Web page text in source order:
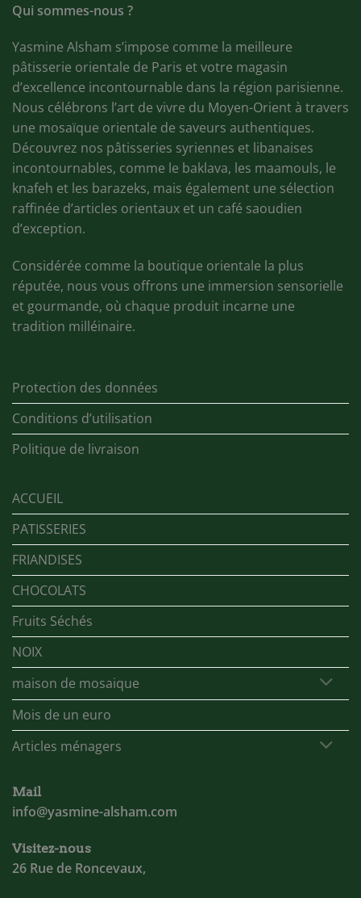
Qui sommes-nous ?
Yasmine Alsham s’impose comme la meilleure
pâtisserie orientale de Paris et votre magasin
d’excellence incontournable dans la région parisienne.
Nous célébrons l’art de vivre du Moyen-Orient à travers
une mosaïque orientale de saveurs authentiques.
Découvrez nos pâtisseries syriennes et libanaises
incontournables, comme le baklava, les maamouls, le
knafeh et les barazeks, mais également une sélection
raffinée d’articles orientaux et un café saoudien
d’exception.
Considérée comme la boutique orientale la plus
réputée, nous vous offrons une immersion sensorielle
et gourmande, où chaque produit incarne une
tradition milléinaire.
Protection des données
Conditions d’utilisation
Politique de livraison
ACCUEIL
PATISSERIES
FRIANDISES
CHOCOLATS
Fruits Séchés
NOIX
maison de mosaique
Mois de un euro
Articles ménagers
Mail
info@yasmine-alsham.com
Visitez-nous
26 Rue de Roncevaux,